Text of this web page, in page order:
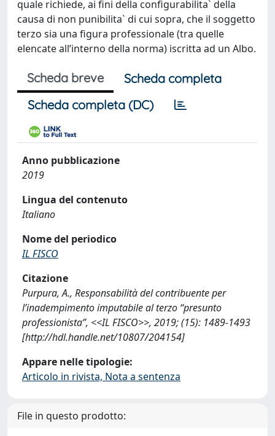
quale richiede, ai fini della configurabilita` della
causa di non punibilita` di cui sopra, che il soggetto
terzo sia una figura professionale (tra quelle
elencate all’interno della norma) iscritta ad un Albo.
Scheda breve
Scheda completa
Scheda completa (DC)
Anno pubblicazione
2019
Lingua del contenuto
Italiano
Nome del periodico
IL FISCO
Citazione
Purpura, A., Responsabilità del contribuente per
l’inadempimento imputabile al terzo “presunto
professionista”, <<IL FISCO>>, 2019; (15): 1489-1493
[http://hdl.handle.net/10807/204154]
Appare nelle tipologie:
Articolo in rivista, Nota a sentenza
File in questo prodotto: